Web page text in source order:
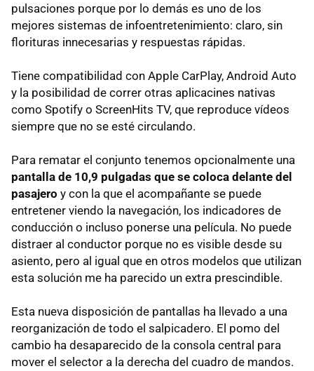
pulsaciones porque por lo demás es uno de los
mejores sistemas de infoentretenimiento: claro, sin
florituras innecesarias y respuestas rápidas.
Tiene compatibilidad con Apple CarPlay, Android Auto
y la posibilidad de correr otras aplicacines nativas
como Spotify o ScreenHits TV, que reproduce vídeos
siempre que no se esté circulando.
Para rematar el conjunto tenemos opcionalmente una
pantalla de 10,9 pulgadas que se coloca delante del
pasajero y con la que el acompañante se puede
entretener viendo la navegación, los indicadores de
conducción o incluso ponerse una película. No puede
distraer al conductor porque no es visible desde su
asiento, pero al igual que en otros modelos que utilizan
esta solución me ha parecido un extra prescindible.
Esta nueva disposición de pantallas ha llevado a una
reorganización de todo el salpicadero. El pomo del
cambio ha desaparecido de la consola central para
mover el selector a la derecha del cuadro de mandos.